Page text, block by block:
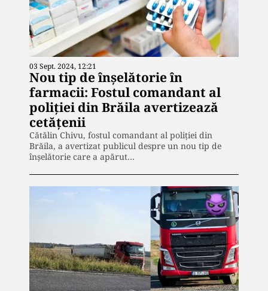
03 Sept. 2024, 12:21
Nou tip de înșelătorie în
farmacii: Fostul comandant al
poliției din Brăila avertizează
cetățenii
Cătălin Chivu, fostul comandant al poliției din
Brăila, a avertizat publicul despre un nou tip de
înșelătorie care a apărut…